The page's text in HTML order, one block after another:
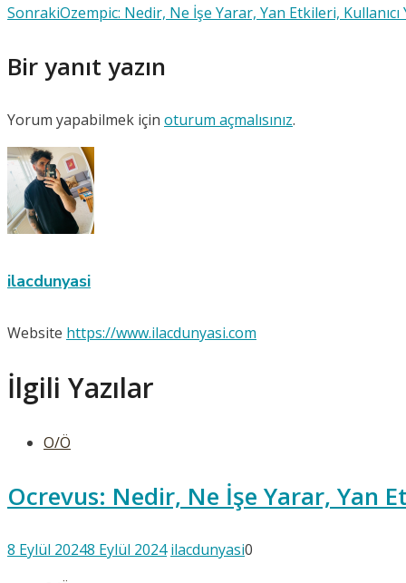
SonrakiOzempic: Nedir, Ne İşe Yarar, Yan Etkileri, Kullanıcı
Bir yanıt yazın
Yorum yapabilmek için oturum açmalısınız.
ilacdunyasi
Website https://www.ilacdunyasi.com
İlgili Yazılar
O/Ö
Ocrevus: Nedir, Ne İşe Yarar, Yan
8 Eylül 20248 Eylül 2024 ilacdunyasi0